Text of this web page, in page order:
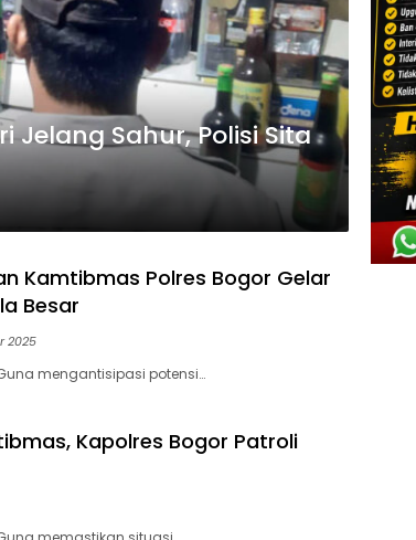
Sahur, Polisi Sita
Kamtibmas Polres Bogor Gelar
Besar
2025
Guna mengantisipasi potensi…
Kapolres Bogor Patroli